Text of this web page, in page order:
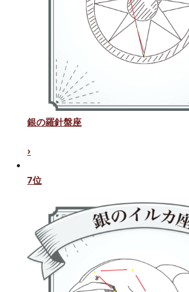
銀の羅針盤座
›
7位